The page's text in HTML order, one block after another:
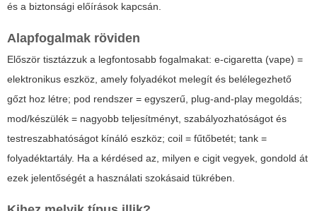
és a biztonsági előírások kapcsán.
Alapfogalmak röviden
Először tisztázzuk a legfontosabb fogalmakat: e-cigaretta (vape) =
elektronikus eszköz, amely folyadékot melegít és belélegezhető
gőzt hoz létre; pod rendszer = egyszerű, plug-and-play megoldás;
mod/készülék = nagyobb teljesítményt, szabályozhatóságot és
testreszabhatóságot kínáló eszköz; coil = fűtőbetét; tank =
folyadéktartály. Ha a kérdésed az, milyen e cigit vegyek, gondold át
ezek jelentőségét a használati szokásaid tükrében.